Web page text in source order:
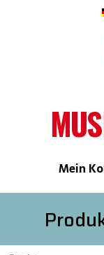
Mein